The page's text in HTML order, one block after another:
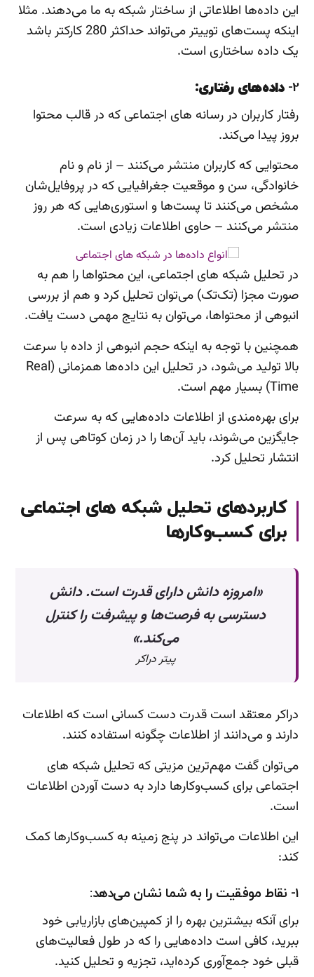
این داده‌ها اطلاعاتی از ساختار شبکه به ما می‌دهند. مثلا
اینکه پست‌های توییتر می‌تواند حداکثر 280 کارکتر باشد
یک داده ساختاری است.
2- داده‌های رفتاری:
رفتار کاربران در رسانه‌ های اجتماعی که در قالب محتوا
بروز پیدا می‌کند.
محتوایی که کاربران منتشر می‌کنند – از نام و نام
خانوادگی، سن و موقعیت جغرافیایی که در پروفایل‌شان
مشخص می‌کنند تا پست‌ها و استوری‌هایی که هر روز
منتشر می‌کنند – حاوی اطلاعات زیادی است.
در تحلیل شبکه های اجتماعی، این محتواها را هم به
صورت مجزا (تک‌تک) می‌توان تحلیل کرد و هم از بررسی
انبوهی از محتواها، می‌توان به نتایج مهمی دست یافت.
همچنین با توجه به اینکه حجم انبوهی از داده با سرعت
بالا تولید می‌شود، در تحلیل این داده‌ها همزمانی (Real
Time) بسیار مهم است.
برای بهره‌مندی از اطلاعات داده‌هایی که به سرعت
جایگزین می‌شوند، باید آن‌ها را در زمان کوتاهی پس از
انتشار تحلیل کرد.
کاربردهای تحلیل شبکه های اجتماعی
برای کسب‌وکارها
«امروزه دانش دارای قدرت است. دانش
دسترسی به فرصت‌ها و پیشرفت را کنترل
می‌کند.»
پیتر دراکر
دراکر معتقد است قدرت دست کسانی است که اطلاعات
دارند و می‌دانند از اطلاعات چگونه استفاده کنند.
می‌توان گفت مهم‌ترین مزیتی که تحلیل شبکه های
اجتماعی برای کسب‌وکارها دارد به دست آوردن اطلاعات
است.
این اطلاعات می‌تواند در پنج زمینه به کسب‌وکارها کمک
کند:
1- نقاط موفقیت را به شما نشان می‌دهد:
برای آنکه بیشترین بهره را از کمپین‌های بازاریابی خود
ببرید، کافی است داده‌هایی را که در طول فعالیت‌های
قبلی خود جمع‌آوری کرده‌اید، تجزیه و تحلیل کنید.